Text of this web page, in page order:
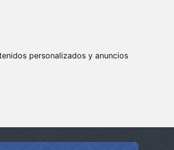
personalizados y anuncios